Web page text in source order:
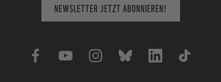
NEWSLETTER JETZT ABONNIEREN!